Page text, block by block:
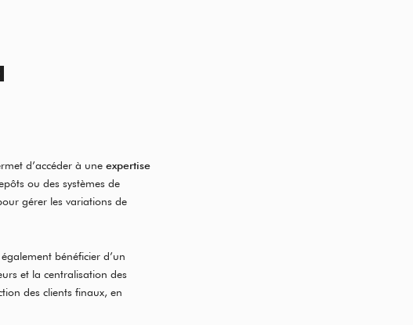
d’accéder à une expertise
ou des systèmes de
gérer les variations de
bénéficier d’un
et la centralisation des
des clients finaux, en